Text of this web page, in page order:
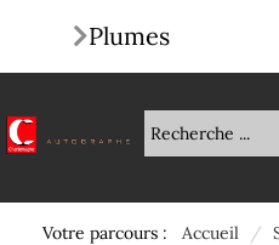
Votre parcours : Accueil /
Plumes